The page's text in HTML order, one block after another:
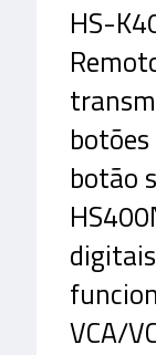
HS-
botão
VCA/